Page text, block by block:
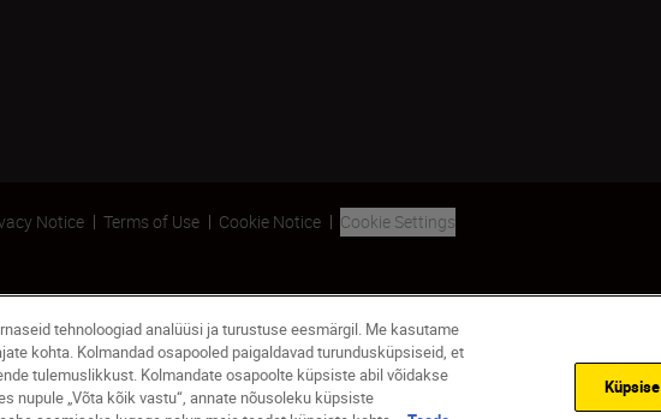
Notice Terms of Use Cookie Notice
Cookie Settings
tehnoloogiad analüüsi ja turustuse eesmärgil. Me kasutame
kohta. Kolmandad osapooled paigaldavad turundusküpsiseid, et
tulemuslikkust. Kolmandate osapoolte küpsiste abil võidakse
nupule „Võta kõik vastu“, annate nõusoleku küpsiste